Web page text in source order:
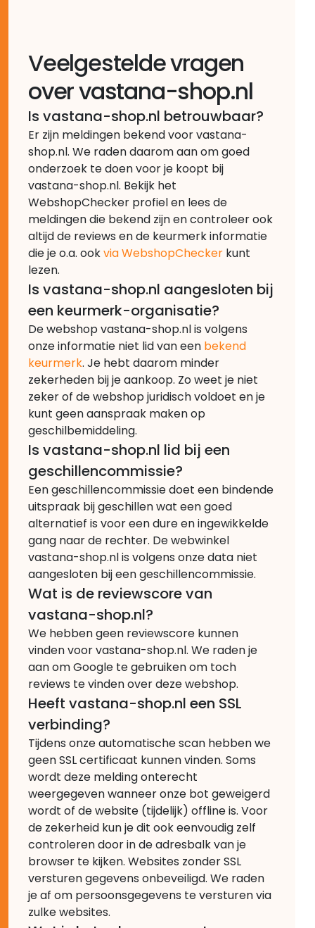
Veelgestelde vragen
over vastana-shop.nl
Is vastana-shop.nl betrouwbaar?
Er zijn meldingen bekend voor vastana-
shop.nl. We raden daarom aan om goed
onderzoek te doen voor je koopt bij
vastana-shop.nl. Bekijk het
WebshopChecker profiel en lees de
meldingen die bekend zijn en controleer ook
altijd de reviews en de keurmerk informatie
die je o.a. ookvia WebshopChecker kunt
lezen.
Is vastana-shop.nl aangesloten bij
een keurmerk-organisatie?
De webshop vastana-shop.nl is volgens
onze informatie niet lid van een bekend
keurmerk. Je hebt daarom minder
zekerheden bij je aankoop. Zo weet je niet
zeker of de webshop juridisch voldoet en je
kunt geen aanspraak maken op
geschilbemiddeling.
Is vastana-shop.nl lid bij een
geschillencommissie?
Een geschillencommissie doet een bindende
uitspraak bij geschillen wat een goed
alternatief is voor een dure en ingewikkelde
gang naar de rechter. De webwinkel
vastana-shop.nl is volgens onze data niet
aangesloten bij een geschillencommissie.
Wat is de reviewscore van
vastana-shop.nl?
We hebben geen reviewscore kunnen
vinden voor vastana-shop.nl. We raden je
aan om Google te gebruiken om toch
reviews te vinden over deze webshop.
Heeft vastana-shop.nl een SSL
verbinding?
Tijdens onze automatische scan hebben we
geen SSL certificaat kunnen vinden. Soms
wordt deze melding onterecht
weergegeven wanneer onze bot geweigerd
wordt of de website (tijdelijk) offline is. Voor
de zekerheid kun je dit ook eenvoudig zelf
controleren door in de adresbalk van je
browser te kijken. Websites zonder SSL
versturen gegevens onbeveiligd. We raden
je af om persoonsgegevens te versturen via
zulke websites.